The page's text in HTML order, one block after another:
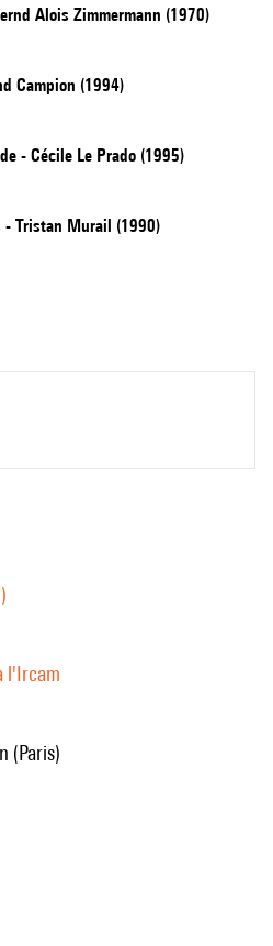
Alois Zimmermann (1970)
Campion (1994)
- Cécile Le Prado (1995)
- Tristan Murail (1990)
l'Ircam
(Paris)